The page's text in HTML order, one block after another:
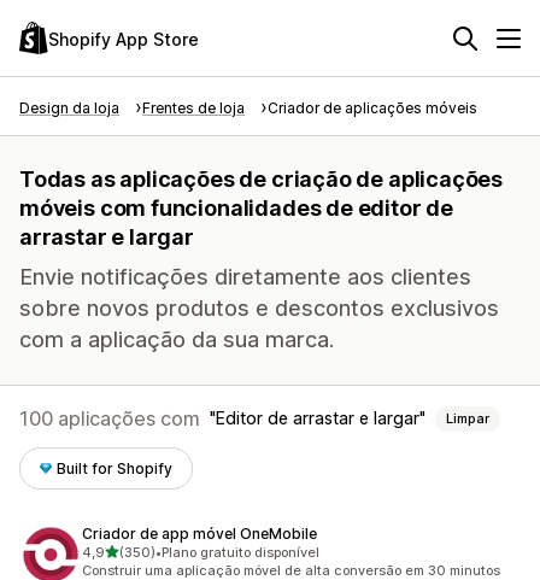
Shopify App Store
Design da loja Frentes de loja Criador de aplicações móveis
Todas as aplicações de criação de aplicações
móveis com funcionalidades de editor de
arrastar e largar
Envie notificações diretamente aos clientes
sobre novos produtos e descontos exclusivos
com a aplicação da sua marca.
100 aplicações com Editor de arrastar e largar Limpar
Built for Shopify
Criador de app móvel OneMobile
4,9de 5 estrelas
(350)
350 total de avaliações
•Plano gratuito disponível
Construir uma aplicação móvel de alta conversão em 30 minutos